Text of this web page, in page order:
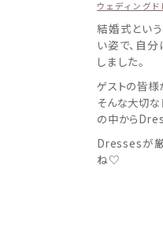
ウェディン
結婚式とい
い姿で、 自分
しました。
ゲストの皆様
そんな大切な
の中から
Dressesが
ね♡